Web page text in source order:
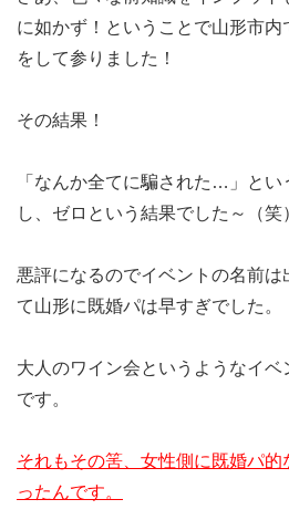
に如かず！ということで山形市
をして参りました！
その結果！
「なんか全てに騙された…」と
し、ゼロという結果でした～（笑
悪評になるのでイベントの名前
て山形に既婚パは早すぎでした。
大人のワイン会というようなイ
です。
それもその筈、女性側に既婚パ
ったんです。